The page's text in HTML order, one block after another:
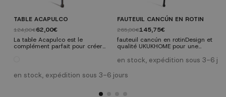
TABLE ACAPULCO
124,00€62,00€
La table Acapulco est le
complément parfait pour créer
été créée après l'internalisation
du design de la chaise dans les
sont devenues une paire parfaite
en stock, expédition sous 3-6 jours
FAUTEUIL CANCÚN EN ROTIN
265,00€145,75€
fauteuil cancún en rotinDesign et
qualité UKUKHOME pour une
métal, rotin
en stock, expédition sous 3-6